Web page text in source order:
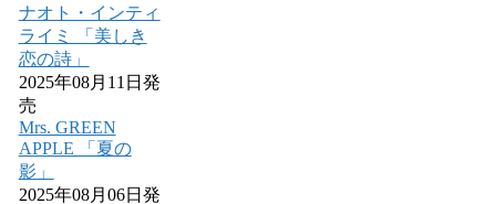
ナオト・インティ
ライミ 「美しき
恋の詩」
2025年08月11日発
売
Mrs. GREEN
APPLE 「夏の
影」
2025年08月06日発